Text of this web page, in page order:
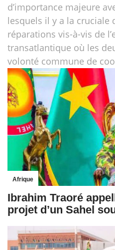
d’importance majeure
lesquels il y a la cruciale
réparations vis-à-vis de
transatlantique où les
volonté commune de
Afrique
Ibrahim Traoré
projet d’un Sahel